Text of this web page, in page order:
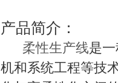
产品简介：
柔性生产线是
机和系统工程等技